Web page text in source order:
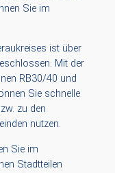
Sie im
ist über
Mit der
RB30/40 und
Sie schnelle
zu den
nutzen.
Sie im
Stadtteilen